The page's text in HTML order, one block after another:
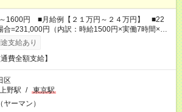
1600円 ■月給例【２１万円～２４万円】 ■22
合=231,000円（内訳：時給1500円×実働7時間×22
1.25倍：残業代は1分単位で支給）
支給あり
通費全額支給】
区
上野駅 / 東京駅
ーマン）